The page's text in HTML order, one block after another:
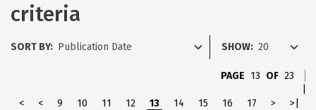
criteria
SORT BY: SHOW:
PAGE 13 OF 23
<
< 9 10 11 12 13 14 15 16 17 > >|